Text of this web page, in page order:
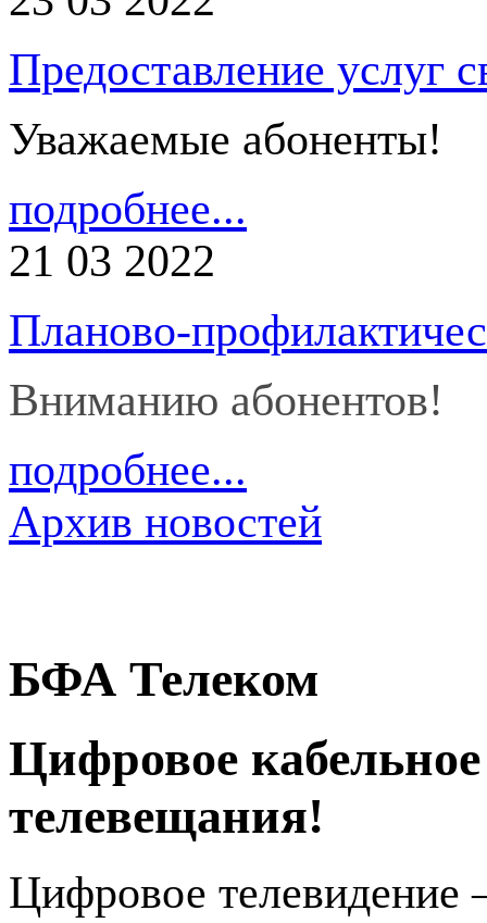
Предоставление услуг
Уважаемые абоненты!
подробнее...
21 03 2022
Планово-
Вниманию абонентов!
подробнее...
Архив новостей
БФА Телеком
Цифровое
телевещания!
Цифровое телевидение